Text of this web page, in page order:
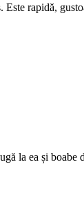
rapidă,
la ea și